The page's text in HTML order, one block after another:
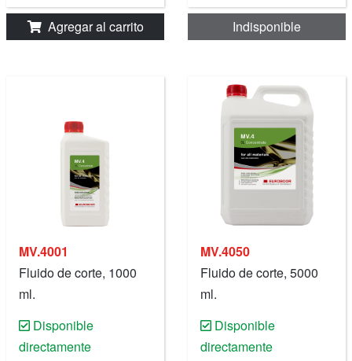
Agregar al carrito Indisponible
MV.4001
Fluido de corte, 1000
ml.
Disponible
directamente
MV.4050
Fluido de corte, 5000
ml.
Disponible
directamente